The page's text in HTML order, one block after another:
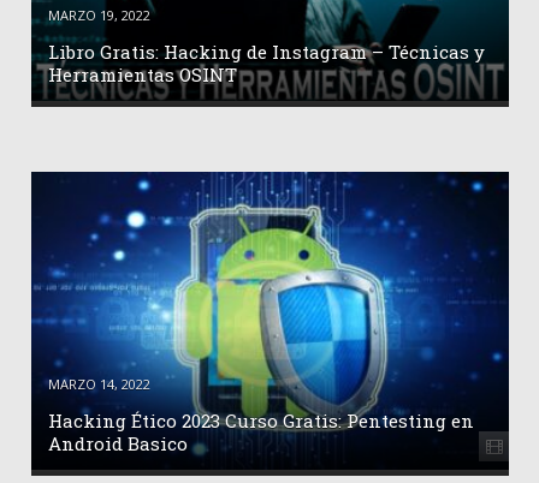
MARZO 19, 2022
Libro Gratis: Hacking de Instagram – Técnicas y
Herramientas OSINT
MARZO 14, 2022
Hacking Ético 2023 Curso Gratis: Pentesting en
Android Basico